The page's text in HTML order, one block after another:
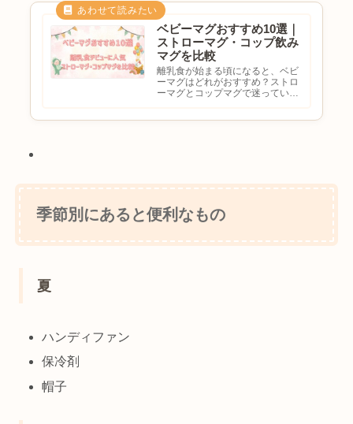
するアイテムです。買い物やお
出...
ベビーマグおすすめ10選｜
ストローマグ・コップ飲み
マグを比較
離乳食が始まる頃になると、ベビ
ーマグはどれがおすすめ？ストロ
ーマグとコップマグで迷っている
季節別にあると便利なもの
夏
ハンディファン
保冷剤
帽子